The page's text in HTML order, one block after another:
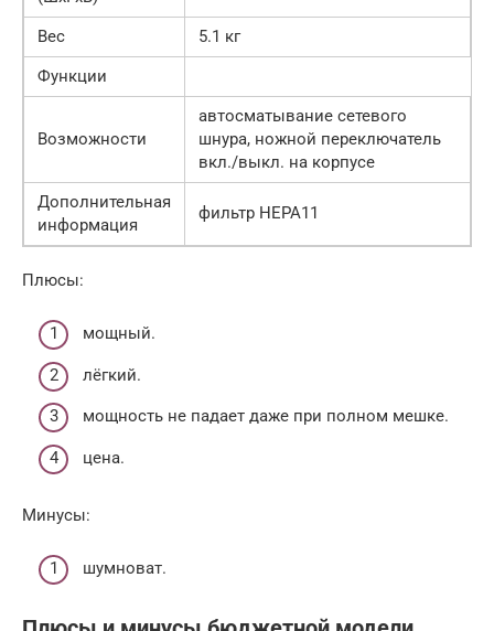
Вес
5.1 кг
Функции
Возможности
автосматывание сетевого
шнура, ножной переключатель
вкл./выкл. на корпусе
Дополнительная
информация
фильтр НЕРА11
Плюсы:
мощный.
лёгкий.
мощность не падает даже при полном мешке.
цена.
Минусы:
шумноват.